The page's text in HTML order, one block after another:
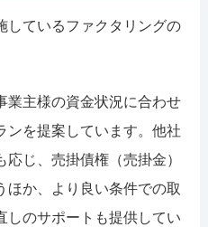
しているファクタリングの
業主様の資金状況に合わせ
ンを提案しています。他社
じ、売掛債権（売掛金）
ほか、より良い条件での取
しのサポートも提供してい